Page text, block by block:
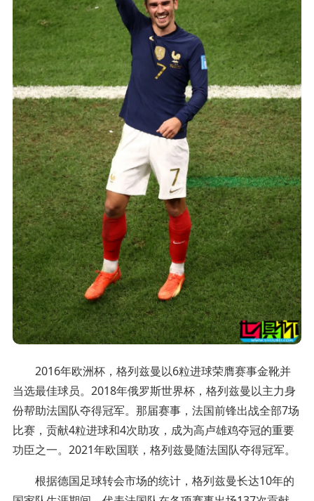
2016年欧洲杯，格列兹曼以6粒进球荣膺赛事金靴并
当选最佳球员。2018年俄罗斯世界杯，格列兹曼以主力身
份帮助法国队夺得冠军。那届赛事，法国前锋出战全部7场
比赛，贡献4粒进球和4次助攻，成为高卢雄鸡夺冠的重要
功臣之一。2021年欧国联，格列兹曼随法国队夺得冠军。
根据德国足球转会市场的统计，格列兹曼长达10年的